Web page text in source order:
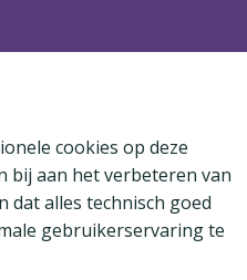
cookies op deze
bij aan het verbeteren van
dat alles technisch goed
gebruikerservaring te